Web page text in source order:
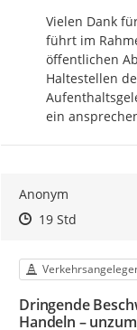
Vielen Dank
führt im
öffentlichen
Haltestellen
ein
Anonym
Zeitpunkt des
Zeitpunkt des
19 StdZur
Kategorie
Dringende
Handeln –